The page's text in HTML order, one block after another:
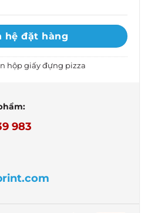
hệ đặt hàng
hộp giấy đựng pizza
983